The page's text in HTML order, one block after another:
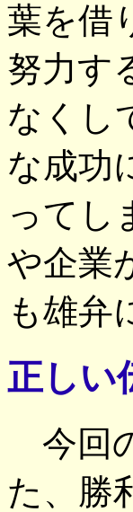
葉を借
努力す
なくし
な成功
ってし
や企業
も雄弁
正しい
今回
た、勝